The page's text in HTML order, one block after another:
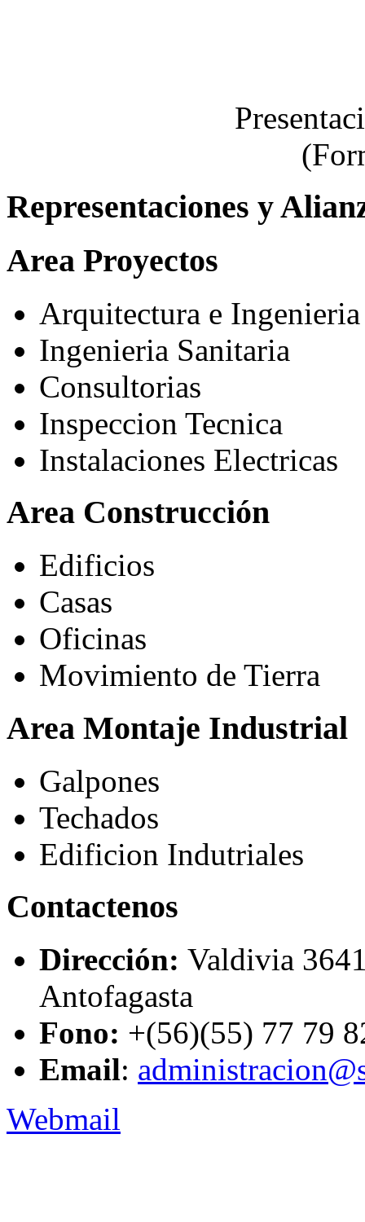
Representaciones y
Area Proyectos
Arquitectura e
Ingenieria Sanitaria
Consultorias
Inspeccion Tecnica
Instalaciones Electricas
Area Construcción
Edificios
Casas
Oficinas
Movimiento de Tierra
Area Montaje Industrial
Galpones
Techados
Edificion Indutriales
Contactenos
Dirección: Valdivia
Antofagasta
Fono: +(56)(55) 77 79
Email:
Webmail